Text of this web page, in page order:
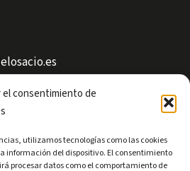
el consentimiento de
utilizamos tecnologías como las cookies
información del dispositivo. El consentimiento
procesar datos como el comportamiento de